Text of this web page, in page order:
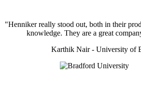
"Henniker really stood out, both in their
knowledge. They are a great
Karthik Nair - University of